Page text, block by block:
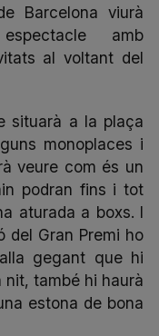
Barcelona viurà
amb
al voltant del
situarà a la plaça
monoplaces i
veure com és un
podran fins i tot
aturada a boxs. I
del Gran Premi ho
gegant que hi
nit, també hi haurà
estona de bona